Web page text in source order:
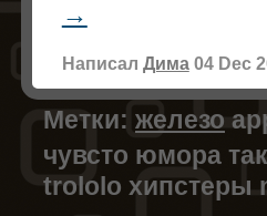
Написал Дима04 Dec
Метки: железо
чувсто юмора
trololo хипстеры